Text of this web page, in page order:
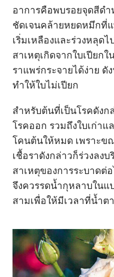
อาการคือพบรอยจุดสีด
ชัดเจนคล้ายหยดหมึกที่
เริ่มเหลืองและร่วงหลุด
สาเหตุเกิดจากใบเปียก
ราแพร่กระจายได้ง่าย
ทำให้ใบไม่เปียก
สำหรับต้นที่เป็นโรคดังก
โรคออก รวมถึงใบเก่าแ
โคนต้นให้หมด เพราะข
เชื้อราดังกล่าวก็ร่วงลง
สาเหตุของการระบาดต่
จึงควรรดน้ำกุหลาบในแ
สามเพื่อให้มีเวลาที่น้ำต